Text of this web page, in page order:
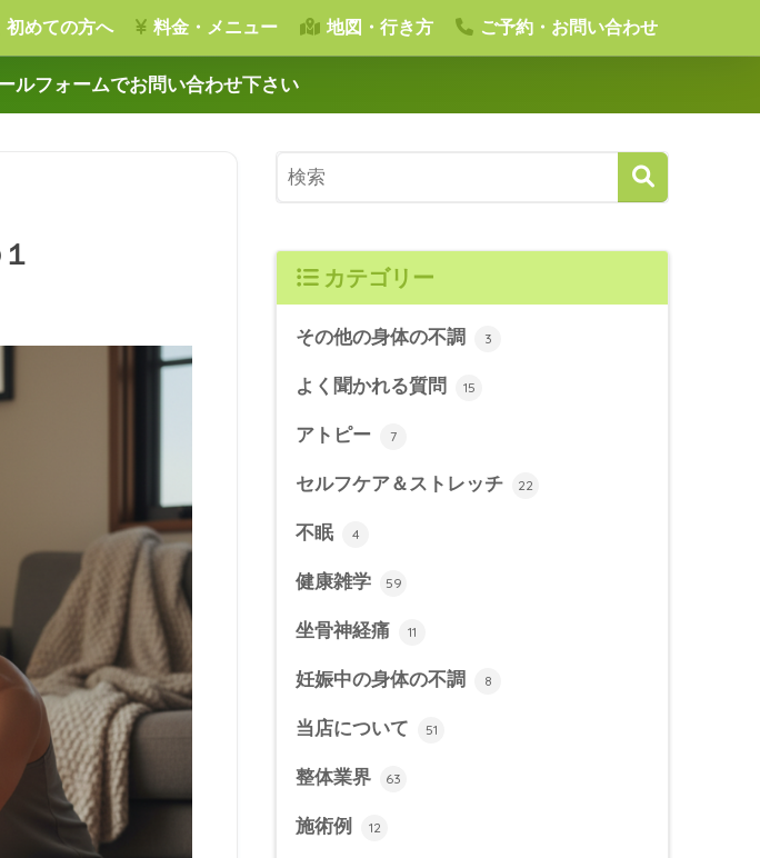
初めての方へ 料金・メニュー 地図・行き方 ご予約・お問い合わせ
ルフォームでお問い合わせ下さい
カテゴリー
その他の身体の不調 3
よく聞かれる質問 15
アトピー 7
セルフケア＆ストレッチ 22
不眠 4
健康雑学 59
坐骨神経痛 11
妊娠中の身体の不調 8
当店について 51
整体業界 63
施術例 12